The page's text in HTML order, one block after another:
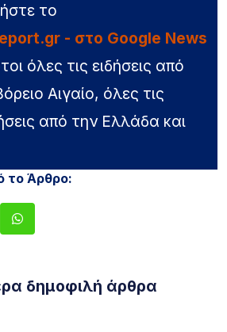
το
- στο Google News
όλες τις ειδήσεις από
Αιγαίο, όλες τις
από την Ελλάδα και
το Άρθρο:
δημοφιλή άρθρα